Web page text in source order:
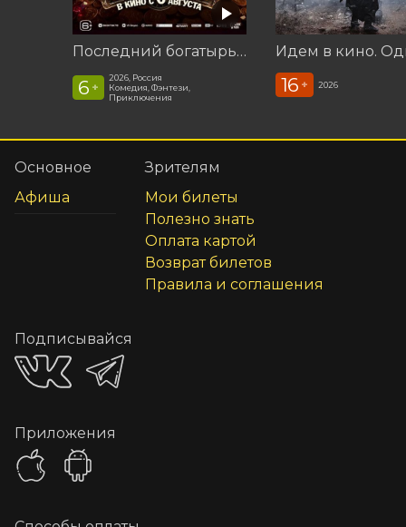
Последний богатырь. Колобок
6 +
2026, Россия
Комедия, Фэнтези,
Приключения
Идем в кино.
16 + 2026
Основное
Афиша
Зрителям
Мои билеты
Полезно знать
Оплата картой
Возврат билетов
Правила и соглашения
Подписывайся
Приложения